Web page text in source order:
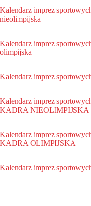
Kalendarz imprez
nieolimpijska
Kalendarz imprez
olimpijska
Kalendarz imprez
Kalendarz imprez
KADRA NIEOLIMPIJSKA
Kalendarz imprez
KADRA OLIMPIJSKA
Kalendarz imprez